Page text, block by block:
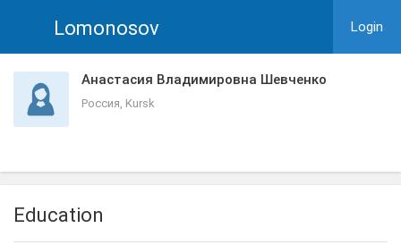
Lomonosov Login
Анастасия Владимировна Шевченко
Россия, Kursk
Education